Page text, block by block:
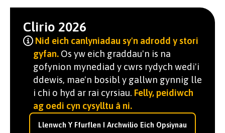
Clirio 2026
Nid eich canlyniadau sy'n adrodd y stori
gyfan. Os yw eich graddau'n is na
gofynion mynediad y cwrs rydych wedi'i
ddewis, mae'n bosibl y gallwn gynnig lle
i chi o hyd ar rai cyrsiau. Felly, peidiwch
ag oedi cyn cysylltu â ni.
Llenwch Y Ffurflen I Archwilio Eich Opsiynau